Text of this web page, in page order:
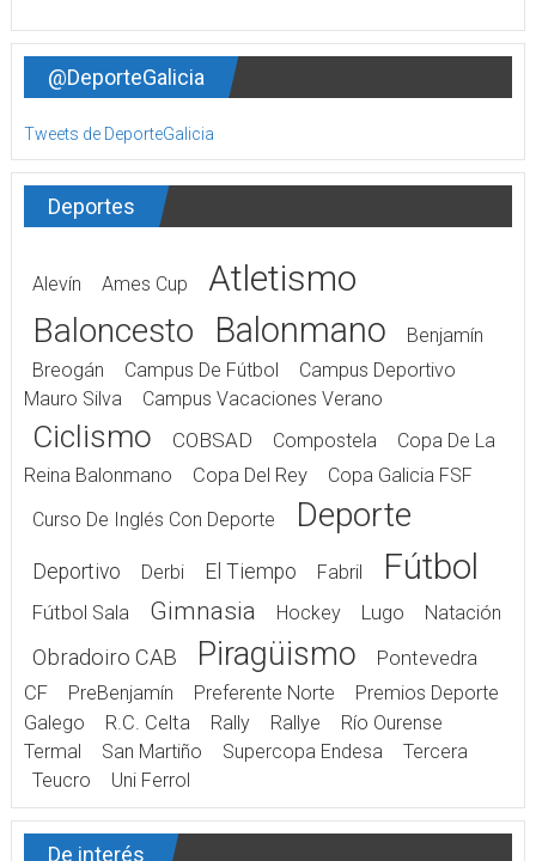
@DeporteGalicia
Tweets de DeporteGalicia
Deportes
Alevín Ames Cup Atletismo
Baloncesto Balonmano
Benjamín
Breogán
Campus De Fútbol
Campus Deportivo
Mauro Silva
Campus Vacaciones Verano
Ciclismo COBSAD Compostela
Copa De La
Reina Balonmano
Copa Del Rey
Copa Galicia FSF
Curso De Inglés Con Deporte
Deporte
Deportivo Derbi El Tiempo Fabril Fútbol
Fútbol Sala Gimnasia Hockey Lugo Natación
Obradoiro CAB Piragüismo
Pontevedra
CF
PreBenjamín Preferente Norte
Premios Deporte
Galego
R.C. Celta Rally Rallye
Río Ourense
Termal
San Martiño Supercopa Endesa
Tercera
Teucro
Uni Ferrol
De interés